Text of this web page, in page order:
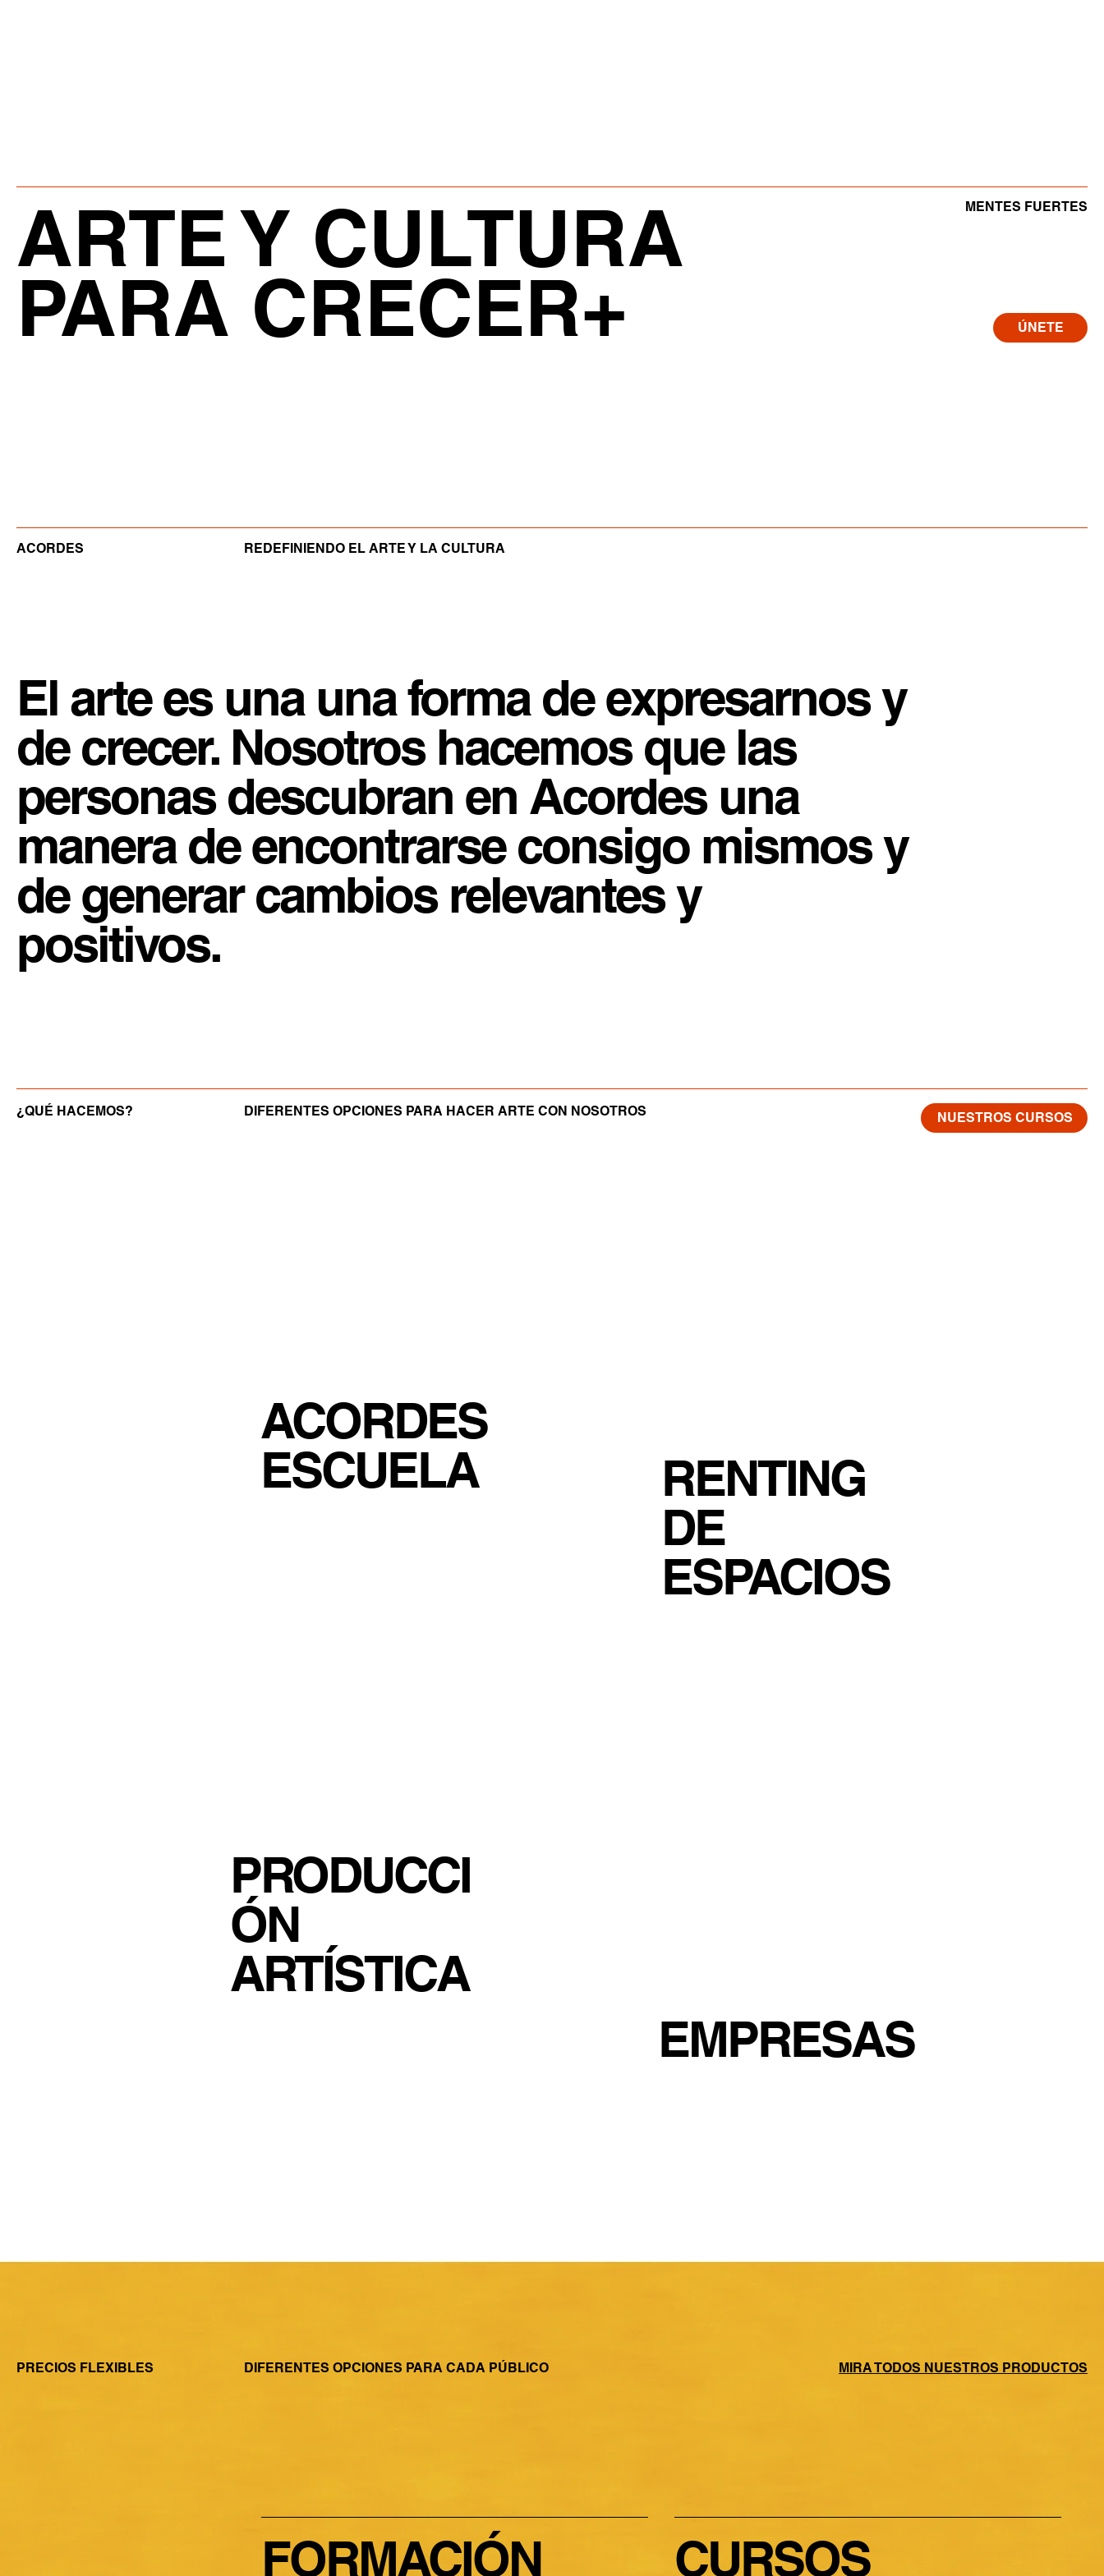
ARTE Y CULTURA
PARA CRECER+
MENTES FUERTES
ÚNETE
ACORDES REDEFINIENDO EL ARTE Y LA CULTURA
El arte es una una forma de expresarnos y
de crecer. Nosotros hacemos que las
personas descubran en Acordes una
manera de encontrarse consigo mismos y
de generar cambios relevantes y
positivos.
¿QUÉ HACEMOS? DIFERENTES OPCIONES PARA HACER ARTE CON NOSOTROS NUESTROS CURSOS
ACORDES
ESCUELA
RENTING
DE
ESPACIOS
PRODUCCI
ÓN
ARTÍSTICA
EMPRESAS
PRECIOS FLEXIBLES DIFERENTES OPCIONES PARA CADA PÚBLICO MIRA TODOS NUESTROS PRODUCTOS
FORMACIÓN CURSOS